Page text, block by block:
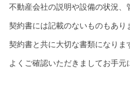
不動産会社の説明や設備の状況、
契約書には記載のないものもあり
契約書と共に大切な書類になりま
よくご確認いただきましてお手元